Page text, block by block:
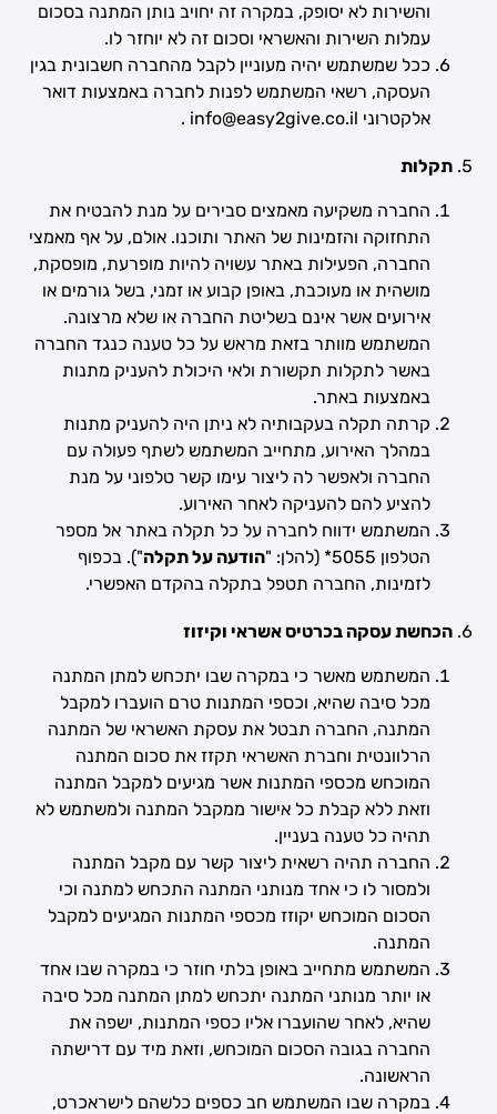
והשירות לא יסופק, במקרה זה יחויב נותן המתנה בסכום
עמלות השירות והאשראי וסכום זה לא יוחזר לו.
ככל שמשתמש יהיה מעוניין לקבל מהחברה חשבונית בגין
העסקה, רשאי המשתמש לפנות לחברה באמצעות דואר
אלקטרוני info@easy2give.co.il .
תקלות
החברה משקיעה מאמצים סבירים על מנת להבטיח את
התחזוקה והזמינות של האתר ותוכנו. אולם, על אף מאמצי
החברה, הפעילות באתר עשויה להיות מופרעת, מופסקת,
מושהית או מעוכבת, באופן קבוע או זמני, בשל גורמים או
אירועים אשר אינם בשליטת החברה או שלא מרצונה.
המשתמש מוותר בזאת מראש על כל טענה כנגד החברה
באשר לתקלות תקשורת ולאי היכולת להעניק מתנות
באמצעות באתר.
קרתה תקלה בעקבותיה לא ניתן היה להעניק מתנות
במהלך האירוע, מתחייב המשתמש לשתף פעולה עם
החברה ולאפשר לה ליצור עימו קשר טלפוני על מנת
להציע להם להעניקה לאחר האירוע.
המשתמש ידווח לחברה על כל תקלה באתר אל מספר
הטלפון 5055* (להלן: "
הודעה על תקלה"). בכפוף
לזמינות, החברה תטפל בתקלה בהקדם האפשרי.
הכחשת עסקה בכרטיס אשראי וקיזוז
המשתמש מאשר כי במקרה שבו יתכחש למתן המתנה
מכל סיבה שהיא, וכספי המתנות טרם הועברו למקבל
המתנה, החברה תבטל את עסקת האשראי של המתנה
הרלוונטית וחברת האשראי תקזז את סכום המתנה
המוכחש מכספי המתנות אשר מגיעים למקבל המתנה
וזאת ללא קבלת כל אישור ממקבל המתנה ולמשתמש לא
תהיה כל טענה בעניין.
החברה תהיה רשאית ליצור קשר עם מקבל המתנה
ולמסור לו כי אחד מנותני המתנה התכחש למתנה וכי
הסכום המוכחש יקוזז מכספי המתנות המגיעים למקבל
המתנה.
המשתמש מתחייב באופן בלתי חוזר כי במקרה שבו אחד
או יותר מנותני המתנה יתכחש למתן המתנה מכל סיבה
שהיא, לאחר שהועברו אליו כספי המתנות, ישפה את
החברה בגובה הסכום המוכחש, וזאת מיד עם דרישתה
הראשונה.
במקרה שבו המשתמש חב כספים כלשהם לישראכרט,